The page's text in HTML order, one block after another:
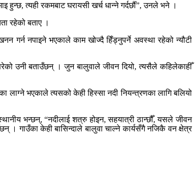
त्यही रकमबाट घरायसी खर्च धान्ने गर्दर्छौँ”, उनले भने ।
रहेको बताए ।
गर्न नपाइने भएकाले काम खोज्दै हिँड्नुपर्ने अवस्था रहेको न्यौटी
उनी बताउँछन् । जुन बालुवाले जीवन दियो, त्यसैले कहिलेकाहीँ
लाग्ने भएकाले त्यसको केही हिस्सा नदी नियन्त्रणका लागि बलियो
भन्छन्, “नदीलाई शत्रु होइन, सहयात्री ठान्छौँ, यसले जीवन
। गाउँका केही बासिन्दाले बालुवा चाल्ने कार्यसँगै नजिकै वन क्षेत्र